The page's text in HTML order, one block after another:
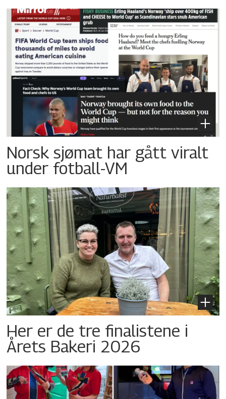
Norsk sjømat har gått viralt
under fotball-VM
Her er de tre finalistene i
Årets Bakeri 2026